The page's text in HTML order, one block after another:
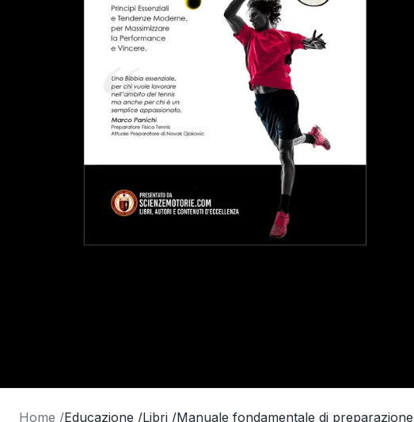
Home /Educazione /Libri /Manuale fondamentale di